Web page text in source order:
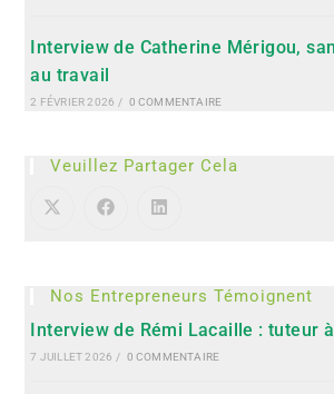
Interview de Catherine Mérigou,
au travail
2 FÉVRIER 2026 / 0 COMMENTAIRE
Veuillez Partager Cela
Nos Entrepreneurs Témoignent
Interview de Rémi Lacaille : tuteur
7 JUILLET 2026 / 0 COMMENTAIRE